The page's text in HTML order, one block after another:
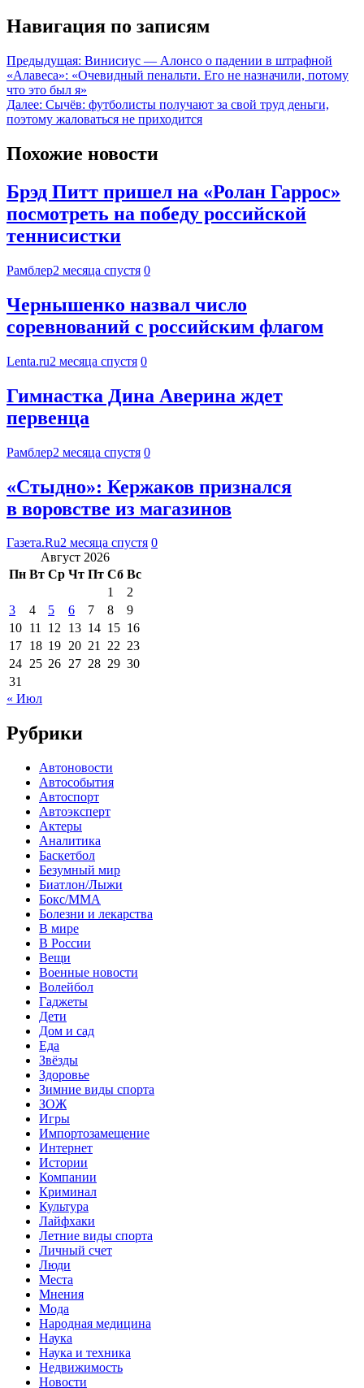
Навигация по записям
Предыдущая: Винисиус — Алонсо о падении в штрафной
«Алавеса»: «Очевидный пенальти. Его не назначили, потому
что это был я»
Далее: Сычёв: футболисты получают за свой труд деньги,
поэтому жаловаться не приходится
Похожие новости
Брэд Питт пришел на «Ролан Гаррос»
посмотреть на победу российской
теннисистки
Рамблер2 месяца спустя 0
Чернышенко назвал число
соревнований с российским флагом
Lenta.ru2 месяца спустя 0
Гимнастка Дина Аверина ждет
первенца
Рамблер2 месяца спустя 0
«Стыдно»: Кержаков признался
в воровстве из магазинов
Газета.Ru2 месяца спустя 0
Август 2026
Пн Вт Ср Чт Пт Сб Вс
1
2
3
4 5 6 7 8
9
10 11 12 13 14 15 16
17 18 19 20 21 22 23
24 25 26 27 28 29 30
31
« Июл
Рубрики
Автоновости
Автособытия
Автоспорт
Автоэксперт
Актеры
Аналитика
Баскетбол
Безумный мир
Биатлон/Лыжи
Бокс/MMA
Болезни и лекарства
В мире
В России
Вещи
Военные новости
Волейбол
Гаджеты
Дети
Дом и сад
Еда
Звёзды
Здоровье
Зимние виды спорта
ЗОЖ
Игры
Импортозамещение
Интернет
Истории
Компании
Криминал
Культура
Лайфхаки
Летние виды спорта
Личный счет
Люди
Места
Мнения
Мода
Народная медицина
Наука
Наука и техника
Недвижимость
Новости